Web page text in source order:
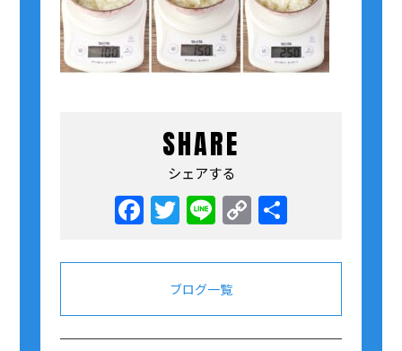
SHARE
シェアする
Facebook
Twitter
LineCopy
ブログ一覧